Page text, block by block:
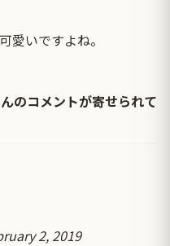
愛いですよね。
のコメントが寄せられて
2, 2019